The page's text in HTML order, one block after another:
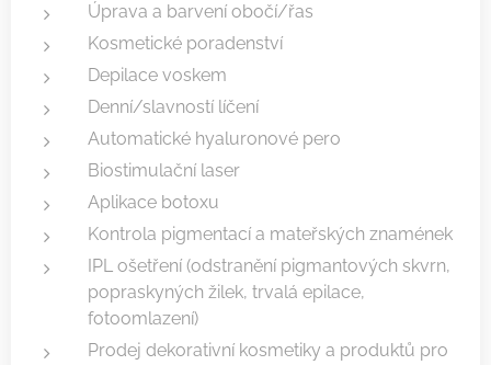
Úprava a barvení obočí/řas
Kosmetické poradenství
Depilace voskem
Denní/slavností líčení
Automatické hyaluronové pero
Biostimulační laser
Aplikace botoxu
Kontrola pigmentací a mateřských znamének
IPL ošetření (odstranění pigmantových skvrn,
popraskyných žilek, trvalá epilace,
fotoomlazení)
Prodej dekorativní kosmetiky a produktů pro